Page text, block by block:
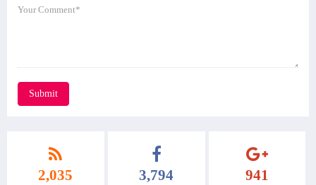
Submit
2,035 3,794 941